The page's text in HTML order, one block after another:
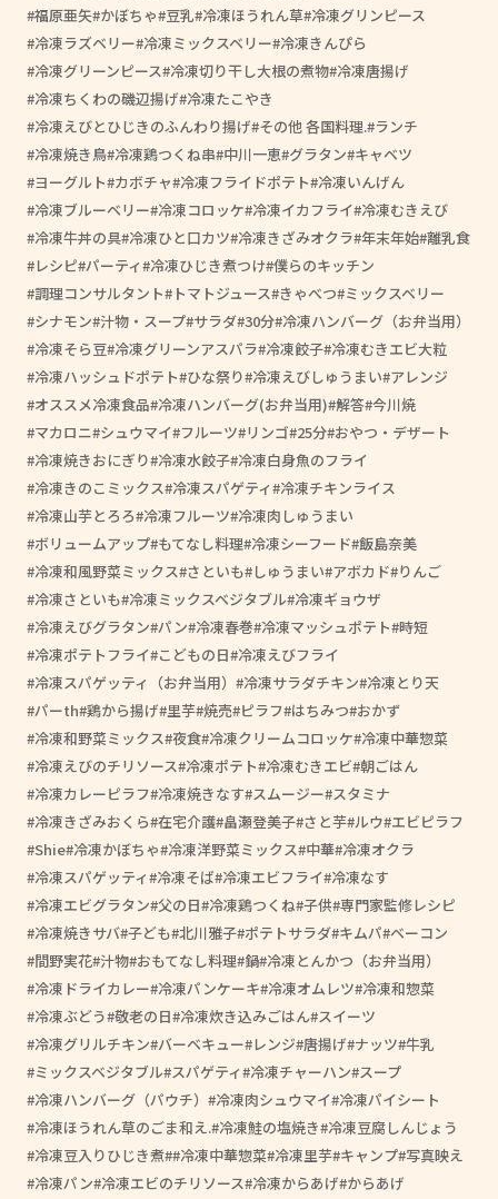
福原亜矢 かぼちゃ 豆乳 冷凍ほうれん草 冷凍グリンピース
冷凍ラズベリー 冷凍ミックスベリー 冷凍きんぴら
冷凍グリーンピース 冷凍切り干し大根の煮物 冷凍唐揚げ
冷凍ちくわの磯辺揚げ 冷凍たこやき
冷凍えびとひじきのふんわり揚げ その他 各国料理. ランチ
冷凍焼き鳥 冷凍鶏つくね串 中川一恵 グラタン キャベツ
ヨーグルト カボチャ 冷凍フライドポテト 冷凍いんげん
冷凍ブルーベリー 冷凍コロッケ 冷凍イカフライ 冷凍むきえび
冷凍牛丼の具 冷凍ひと口カツ 冷凍きざみオクラ 年末年始 離乳食
レシピ パーティ 冷凍ひじき煮つけ 僕らのキッチン
調理コンサルタント
トマトジュース きゃべつ ミックスベリー
シナモン 汁物・スープ サラダ 30分 冷凍ハンバーグ（お弁当用）
冷凍そら豆 冷凍グリーンアスパラ 冷凍餃子 冷凍むきエビ大粒
冷凍ハッシュドポテト ひな祭り 冷凍えびしゅうまい アレンジ
オススメ冷凍食品 冷凍ハンバーグ(お弁当用) 解答 今川焼
マカロニ シュウマイ フルーツ リンゴ 25分 おやつ・デザート
冷凍焼きおにぎり 冷凍水餃子 冷凍白身魚のフライ
冷凍きのこミックス 冷凍スパゲティ 冷凍チキンライス
冷凍山芋とろろ 冷凍フルーツ 冷凍肉しゅうまい
ボリュームアップ もてなし料理 冷凍シーフード 飯島奈美
冷凍和風野菜ミックス さといも しゅうまい アボカド りんご
冷凍さといも 冷凍ミックスベジタブル 冷凍ギョウザ
冷凍えびグラタン パン 冷凍春巻 冷凍マッシュポテト 時短
冷凍ポテトフライ こどもの日 冷凍えびフライ
冷凍スパゲッティ（お弁当用）
冷凍サラダチキン 冷凍とり天
パーth 鶏から揚げ 里芋 焼売 ピラフ はちみつ おかず
冷凍和野菜ミックス 夜食 冷凍クリームコロッケ 冷凍中華惣菜
冷凍えびのチリソース 冷凍ポテト 冷凍むきエビ 朝ごはん
冷凍カレーピラフ 冷凍焼きなす スムージー スタミナ
冷凍きざみおくら 在宅介護 畠瀬登美子 さと芋 ルウ エビピラフ
Shie 冷凍かぼちゃ 冷凍洋野菜ミックス 中華 冷凍オクラ
冷凍スパゲッティ 冷凍そば 冷凍エビフライ 冷凍なす
冷凍エビグラタン 父の日 冷凍鶏つくね 子供 専門家監修レシピ
冷凍焼きサバ 子ども 北川雅子 ポテトサラダ キムパ ベーコン
間野実花 汁物 おもてなし料理 鍋 冷凍とんかつ（お弁当用）
冷凍ドライカレー 冷凍パンケーキ 冷凍オムレツ 冷凍和惣菜
冷凍ぶどう 敬老の日 冷凍炊き込みごはん スイーツ
冷凍グリルチキン バーベキュー レンジ 唐揚げ ナッツ 牛乳
ミックスベジタブル スパゲティ 冷凍チャーハン スープ
冷凍ハンバーグ（パウチ）
冷凍肉シュウマイ 冷凍パイシート
冷凍ほうれん草のごま和え. 冷凍鮭の塩焼き 冷凍豆腐しんじょう
冷凍豆入りひじき煮 #冷凍中華惣菜 冷凍里芋 キャンプ 写真映え
冷凍パン 冷凍エビのチリソース 冷凍からあげ からあげ